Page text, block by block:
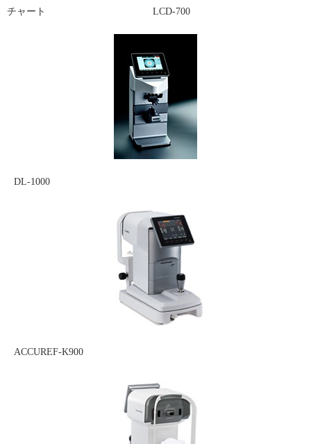
チャート LCD-700
DL-1000
ACCUREF-K900